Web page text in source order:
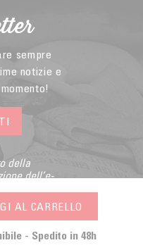
AL CARRELLO
- Spedito in 48h
sempre
notizie e
della
dell’e-
distanza
-